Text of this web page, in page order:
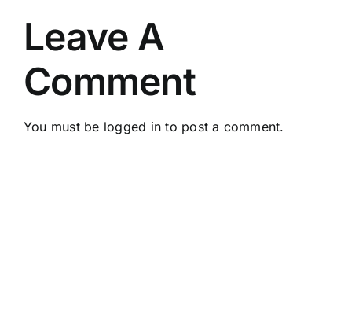
en kin 1
Leave A
Comment
You must be logged in to post a comment.